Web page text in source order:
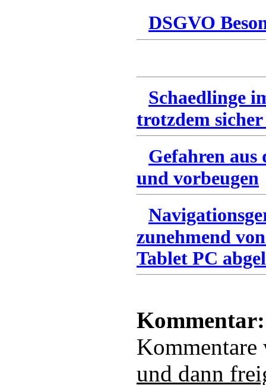
DSGVO
Schaedlinge
trotzdem
Gefahren
und vorbeugen
zunehmend
Tablet PC
Kommentar:
und dann